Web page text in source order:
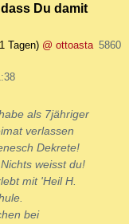
Du damit
Tagen) @ ottoasta 5860
als 7jähriger
verlassen
Dekrete!
weisst du!
mit 'Heil H.
bei